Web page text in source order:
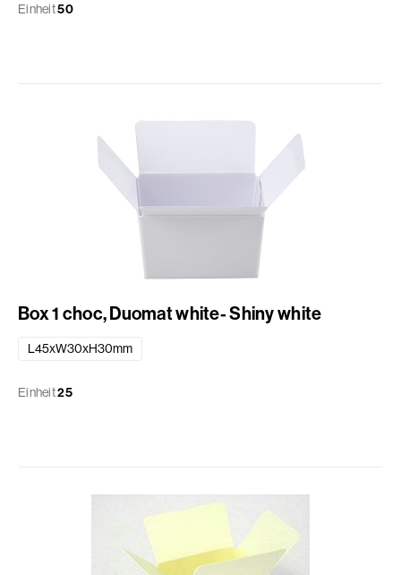
Einheit50
Box 1 choc, Duomat white- Shiny white
L45xW30xH30mm
Einheit25